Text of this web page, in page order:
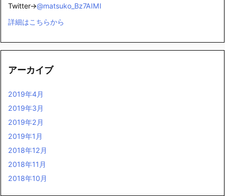
Twitter→@matsuko_Bz7AIMI
詳細はこちらから
アーカイブ
2019年4月
2019年3月
2019年2月
2019年1月
2018年12月
2018年11月
2018年10月